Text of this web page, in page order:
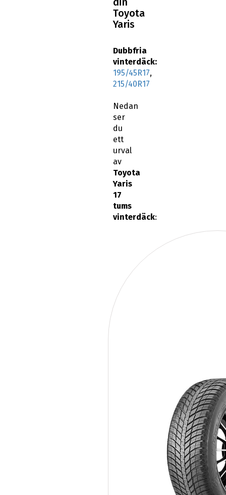
Toyota
Yaris
Dubbfria
vinterdäck:
195/45R17,
215/40R17
Nedan
ser
du
ett
urval
av
Toyota
Yaris
17
tums
vinterdäck: